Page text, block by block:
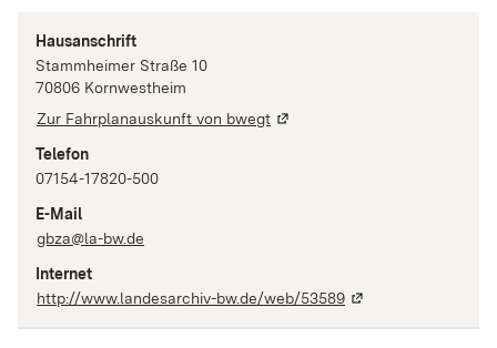
Hausanschrift
Stammheimer Straße 10
70806 Kornwestheim
Zur Fahrplanauskunft von bwegt
Telefon
07154-17820-500
E-Mail
gbza@la-bw.de
Internet
http://www.landesarchiv-bw.de/web/53589